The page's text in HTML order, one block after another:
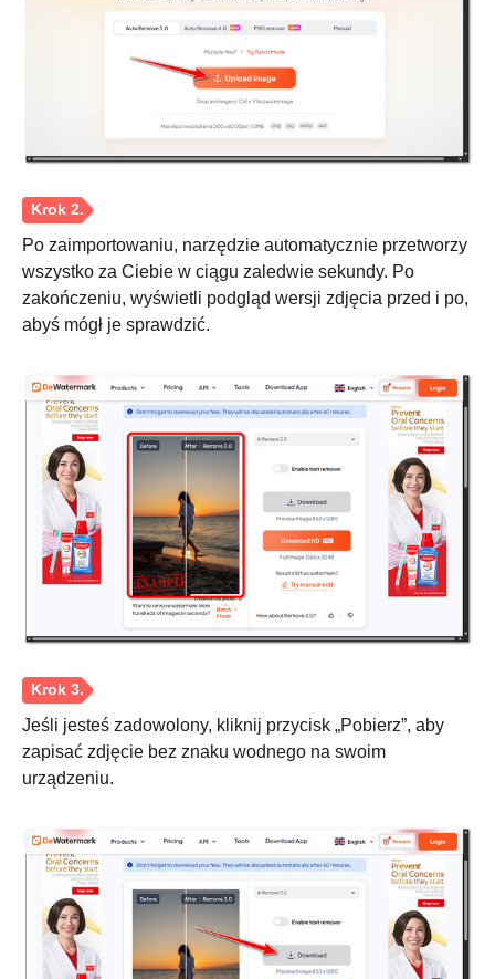
Po zaimportowaniu, narzędzie automatycznie przetworzy
wszystko za Ciebie w ciągu zaledwie sekundy. Po
zakończeniu, wyświetli podgląd wersji zdjęcia przed i po,
abyś mógł je sprawdzić.
Jeśli jesteś zadowolony, kliknij przycisk „Pobierz”, aby
zapisać zdjęcie bez znaku wodnego na swoim
urządzeniu.